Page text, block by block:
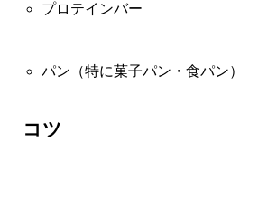
プロテインバー
パン（特に菓子パン・食パン）
コツ